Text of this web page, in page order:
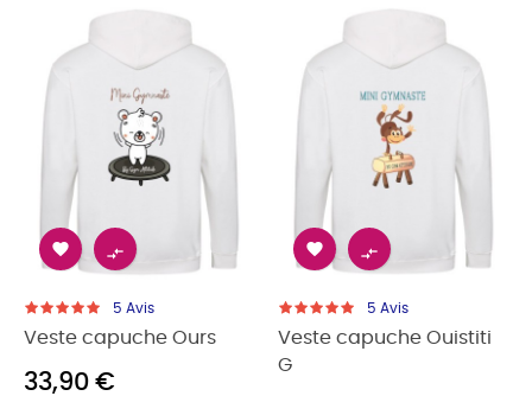
 
5 Avis
Veste capuche Ours
33,90 €
 
5 Avis
Veste capuche Ouistiti
G